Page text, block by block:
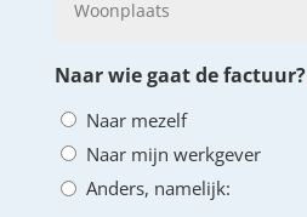
Naar wie gaat de factuur?
Naar mezelf
Naar mijn werkgever
Anders, namelijk: